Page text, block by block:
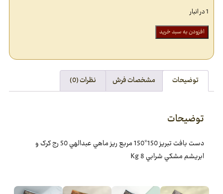
1 در انبار
افزودن به سبد خرید
توضیحات مشخصات فرش نظرات (0)
توضیحات
دست بافت تبريز 150*150 مربع ريز ماهي عبدالهي 50 رج کرک و
ابريشم مشکي شرابي 8 Kg